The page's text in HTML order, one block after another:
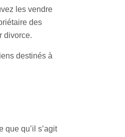
les vendre
des
divorce.
destinés à
qu’il s’agit